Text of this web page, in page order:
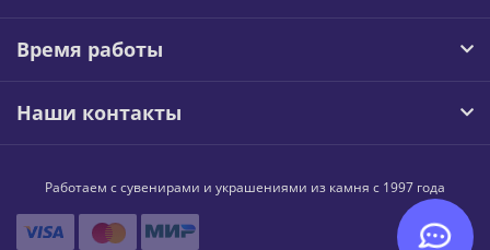
Время работы
Наши контакты
Работаем с сувенирами и украшениями из камня с 1997 года